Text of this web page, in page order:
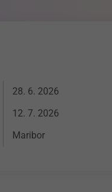
28. 6. 2026
12. 7. 2026
Maribor